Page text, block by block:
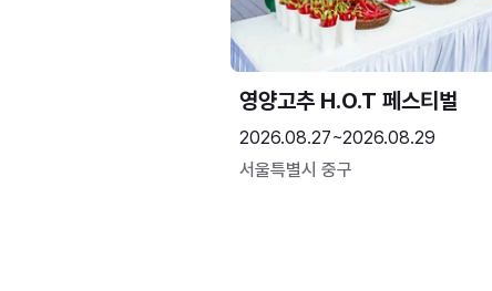
영양고추 H.O.T 페스티벌
2026.08.27~2026.08.29
서울특별시 중구